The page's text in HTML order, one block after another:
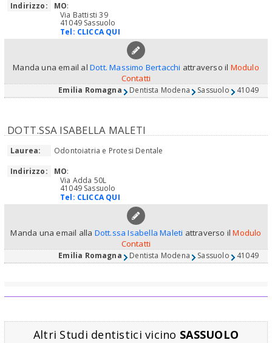
Indirizzo:
MO:
Via Battisti 39
41049 Sassuolo
Tel: CLICCA QUI
Manda una email al Dott. Massimo Bertacchi attraverso il Modulo
Contatti
Emilia Romagna Dentista Modena Sassuolo 41049
DOTT.SSA ISABELLA MALETI
Laurea:
Odontoiatria e Protesi Dentale
Indirizzo:
MO:
Via Adda 50L
41049 Sassuolo
Tel: CLICCA QUI
Manda una email alla Dott.ssa Isabella Maleti attraverso ilModulo
Contatti
Emilia Romagna Dentista Modena Sassuolo 41049
Altri Studi dentistici vicino SASSUOLO